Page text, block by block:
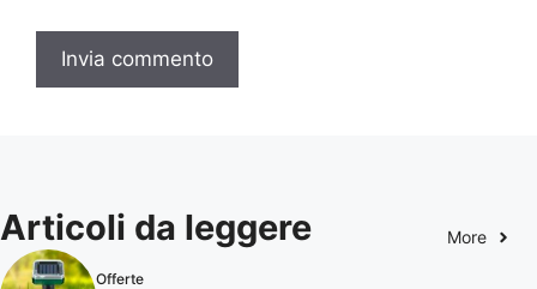
Articoli da leggere More
Offerte